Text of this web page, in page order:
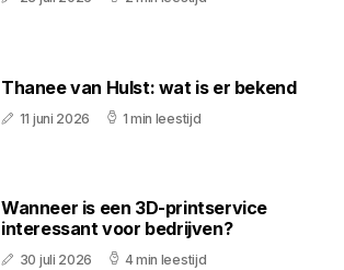
Thanee van Hulst: wat is er bekend
11 juni 2026 1 min leestijd
Wanneer is een 3D-printservice
interessant voor bedrijven?
30 juli 2026 4 min leestijd